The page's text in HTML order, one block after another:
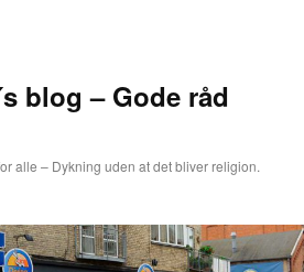
blog – Gode råd
alle – Dykning uden at det bliver religion.